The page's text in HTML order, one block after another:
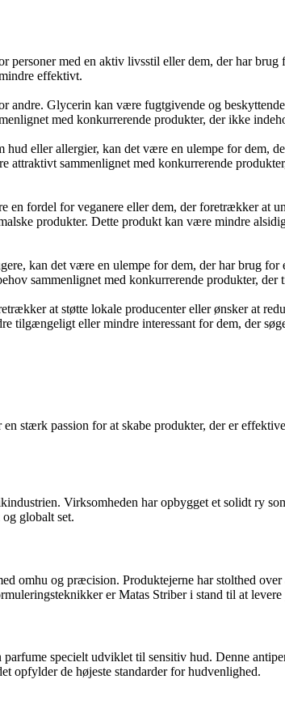
med en aktiv livsstil eller dem, der har brug
effektivt.
Glycerin kan være fugtgivende og
med konkurrerende produkter, der ikke
eller allergier, kan det være en ulempe for dem,
sammenlignet med konkurrerende
en fordel for veganere eller dem, der foretrækker at
produkter. Dette produkt kan være mindre
kan det være en ulempe for dem, der har brug
sammenlignet med konkurrerende produkter,
at støtte lokale producenter eller ønsker at
eller mindre interessant for dem, der
stærk passion for at skabe produkter, der er
Virksomheden har opbygget et solidt ry
globalt set.
omhu og præcision. Produktejerne har stolthed
er Matas Striber i stand til at
specielt udviklet til sensitiv hud. Denne
opfylder de højeste standarder for hudvenlighed.